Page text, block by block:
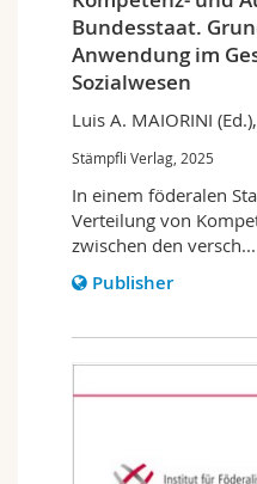
Bundesstaat.
Anwendung im
Sozialwesen
Luis A. MAIORINI
Stämpfli Verlag, 2025
In einem föderalen
Verteilung von
zwischen den versch...
Publisher